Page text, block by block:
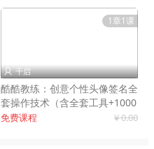
1章1课
 千启
酷酷教练：创意个性头像签名全
套操作技术（含全套工具+1000
套模板）
免费课程 ¥ 0.00